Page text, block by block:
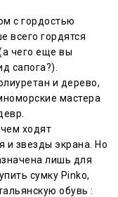
с гордостью
всего гордятся
чего еще вы
сапога?).
и дерево,
мастера
ходят
и звезды экрана. Но
лишь для
сумку Pinko,
обувь :